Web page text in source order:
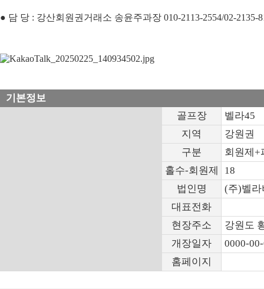
● 담 당 : 강산회원권거래소 송윤주과장 010-2113-2554/02-2135-
기본정보
골프장
벨라45
지역
강원권
구분
회원제+
홀수-회원제
18
법인명
(주)벨라
대표전화
현장주소
강원도
개장일자
0000-
홈페이지